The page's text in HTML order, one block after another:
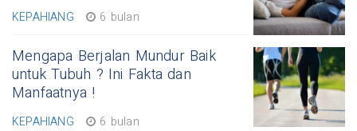
KEPAHIANG 6 bulan
Mengapa Berjalan Mundur Baik
untuk Tubuh ? Ini Fakta dan
Manfaatnya !
KEPAHIANG 6 bulan